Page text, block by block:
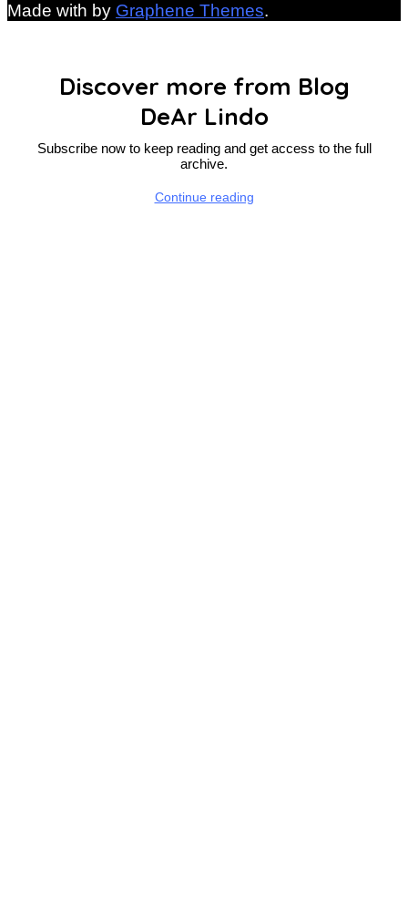
Made with by Graphene Themes.
Discover more from Blog
DeAr Lindo
Subscribe now to keep reading and get access to the full
archive.
Continue reading